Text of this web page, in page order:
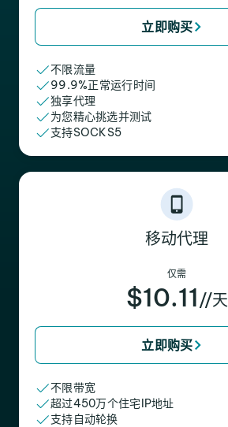
立即购买
不限流量
99.9%正常运行时间
独享代理
为您精心挑选并测试
支持SOCKS5
移动代理
仅需
$10.11 //天
立即购买
不限带宽
超过450万个住宅IP地址
支持自动轮换